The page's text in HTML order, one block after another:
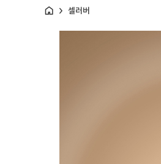
홈 셀러버